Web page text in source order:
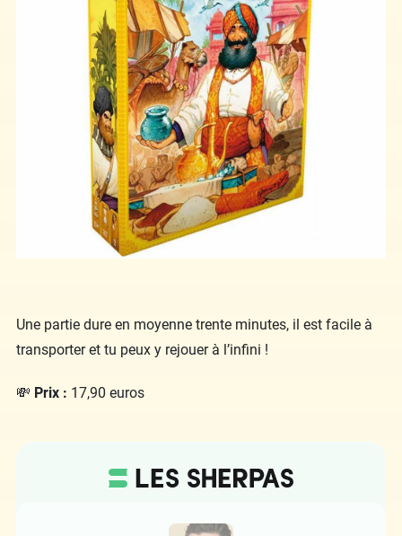
Une partie dure en moyenne trente minutes, il est facile à
transporter et tu peux y rejouer à l’infini !
💸 Prix : 17,90 euros